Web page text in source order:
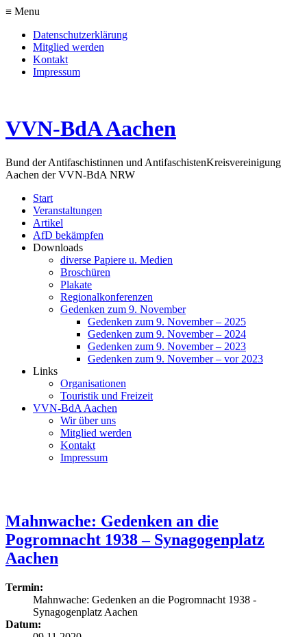
≡ Menu
Datenschutzerklärung
Mitglied werden
Kontakt
Impressum
VVN-BdA Aachen
Bund der Antifaschistinnen und AntifaschistenKreisvereinigung
Aachen der VVN-BdA NRW
Start
Veranstaltungen
Artikel
AfD bekämpfen
Downloads
diverse Papiere u. Medien
Broschüren
Plakate
Regionalkonferenzen
Gedenken zum 9. November
Gedenken zum 9. November – 2025
Gedenken zum 9. November – 2024
Gedenken zum 9. November – 2023
Gedenken zum 9. November – vor 2023
Links
Organisationen
Touristik und Freizeit
VVN-BdA Aachen
Wir über uns
Mitglied werden
Kontakt
Impressum
Mahnwache: Gedenken an die
Pogromnacht 1938 – Synagogenplatz
Aachen
Termin:
Mahnwache: Gedenken an die Pogromnacht 1938 -
Synagogenplatz Aachen
Datum: